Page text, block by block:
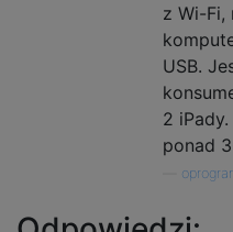
z Wi-Fi,
USB.
2
ponad